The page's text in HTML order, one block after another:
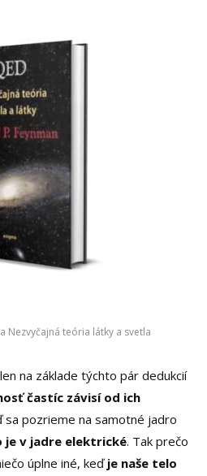
Nezvyčajná teória látky a svetla
na základe týchto pár dedukcií
častíc závisí od ich
sa pozrieme na samotné jadro
v jadre elektrické. Tak prečo
úplne iné, keďje naše telo